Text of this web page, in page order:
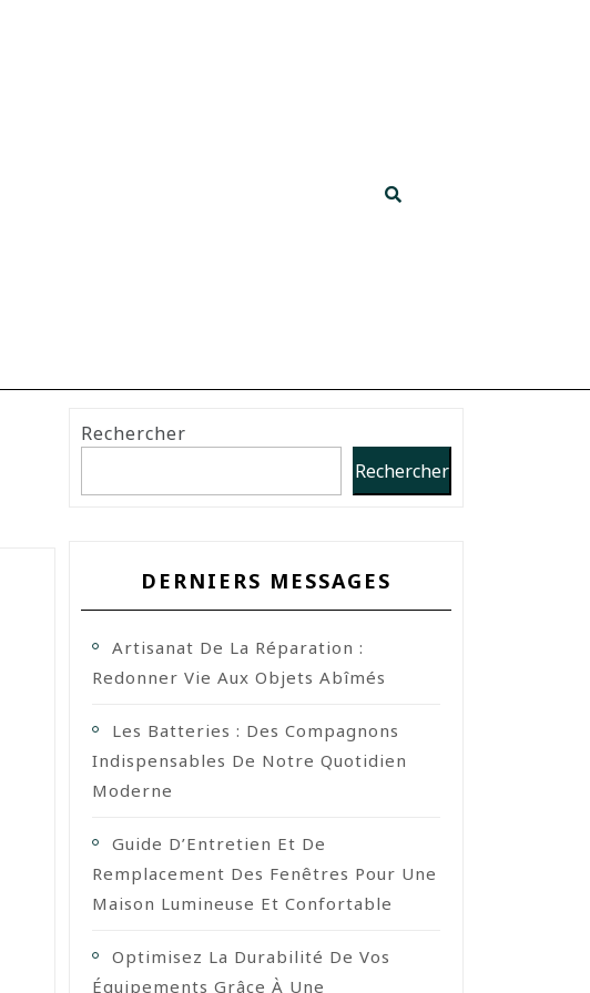
Rechercher
Rechercher
DERNIERS MESSAGES
Artisanat De La Réparation :
Redonner Vie Aux Objets Abîmés
Les Batteries : Des Compagnons
Indispensables De Notre Quotidien
Moderne
Guide D’Entretien Et De
Remplacement Des Fenêtres Pour Une
Maison Lumineuse Et Confortable
Optimisez La Durabilité De Vos
Équipements Grâce À Une